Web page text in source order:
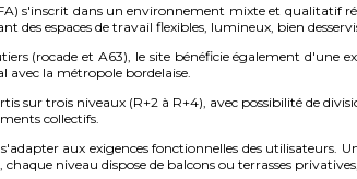
s'inscrit dans un environnement mixte et qualitatif
des espaces de travail flexibles, lumineux, bien
(rocade et A63), le site bénéficie également
la métropole bordelaise.
sur trois niveaux (R+2 à R+4), avec possibilité de
collectifs.
aux exigences fonctionnelles des
niveau dispose de balcons ou terrasses